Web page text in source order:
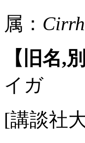
属：
【旧名,
イガ
[講談社